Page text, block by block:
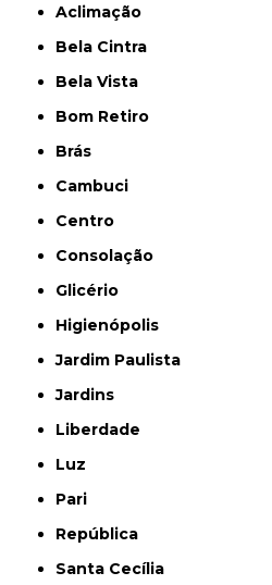
Aclimação
Bela Cintra
Bela Vista
Bom Retiro
Brás
Cambuci
Centro
Consolação
Glicério
Higienópolis
Jardim Paulista
Jardins
Liberdade
Luz
Pari
República
Santa Cecília